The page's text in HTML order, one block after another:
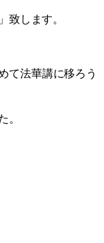
致します。
て法華講に移ろう
。